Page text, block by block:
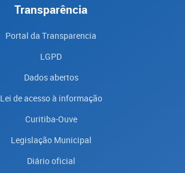
Transparência
Portal da Transparencia
LGPD
Dados abertos
Lei de acesso à informação
Curitiba-Ouve
Legislação Municipal
Diário oficial